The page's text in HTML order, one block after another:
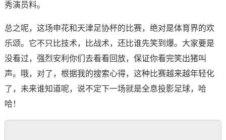
秀演员料。
总之呢，这场申花和天津足协杯的比赛，绝对是体育界的欢
乐颂。它不只比技术，比战术，还比谁先笑到爆。大家要是
没看过，强烈安利你们去看看回放，保证你看完笑出猪叫
声。哦，对了，根据我的搜索心得，这种比赛越来越年轻化
了，未来谁知道呢，说不定下一场就是全息投影足球，哈
哈！